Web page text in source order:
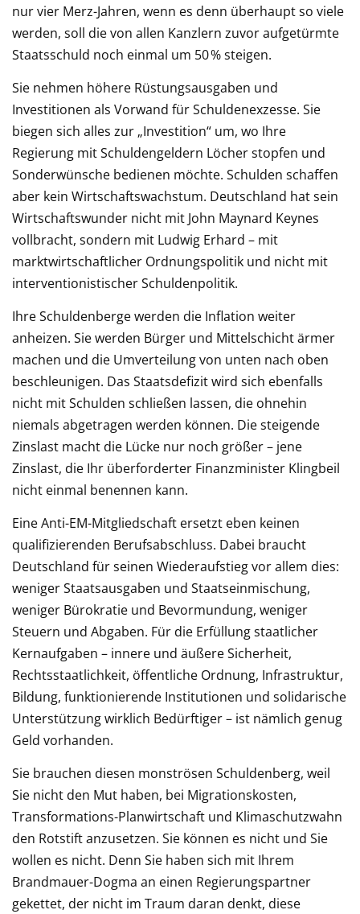
nur vier Merz-Jahren, wenn es denn überhaupt so viele
werden, soll die von allen Kanzlern zuvor aufgetürmte
Staatsschuld noch einmal um 50 % steigen.
Sie nehmen höhere Rüstungsausgaben und
Investitionen als Vorwand für Schuldenexzesse. Sie
biegen sich alles zur „Investition“ um, wo Ihre
Regierung mit Schuldengeldern Löcher stopfen und
Sonderwünsche bedienen möchte. Schulden schaffen
aber kein Wirtschaftswachstum. Deutschland hat sein
Wirtschaftswunder nicht mit John Maynard Keynes
vollbracht, sondern mit Ludwig Erhard – mit
marktwirtschaftlicher Ordnungspolitik und nicht mit
interventionistischer Schuldenpolitik.
Ihre Schuldenberge werden die Inflation weiter
anheizen. Sie werden Bürger und Mittelschicht ärmer
machen und die Umverteilung von unten nach oben
beschleunigen. Das Staatsdefizit wird sich ebenfalls
nicht mit Schulden schließen lassen, die ohnehin
niemals abgetragen werden können. Die steigende
Zinslast macht die Lücke nur noch größer – jene
Zinslast, die Ihr überforderter Finanzminister Klingbeil
nicht einmal benennen kann.
Eine Anti-EM-Mitgliedschaft ersetzt eben keinen
qualifizierenden Berufsabschluss. Dabei braucht
Deutschland für seinen Wiederaufstieg vor allem dies:
weniger Staatsausgaben und Staatseinmischung,
weniger Bürokratie und Bevormundung, weniger
Steuern und Abgaben. Für die Erfüllung staatlicher
Kernaufgaben – innere und äußere Sicherheit,
Rechtsstaatlichkeit, öffentliche Ordnung, Infrastruktur,
Bildung, funktionierende Institutionen und solidarische
Unterstützung wirklich Bedürftiger – ist nämlich genug
Geld vorhanden.
Sie brauchen diesen monströsen Schuldenberg, weil
Sie nicht den Mut haben, bei Migrationskosten,
Transformations-Planwirtschaft und Klimaschutzwahn
den Rotstift anzusetzen. Sie können es nicht und Sie
wollen es nicht. Denn Sie haben sich mit Ihrem
Brandmauer-Dogma an einen Regierungspartner
gekettet, der nicht im Traum daran denkt, diese